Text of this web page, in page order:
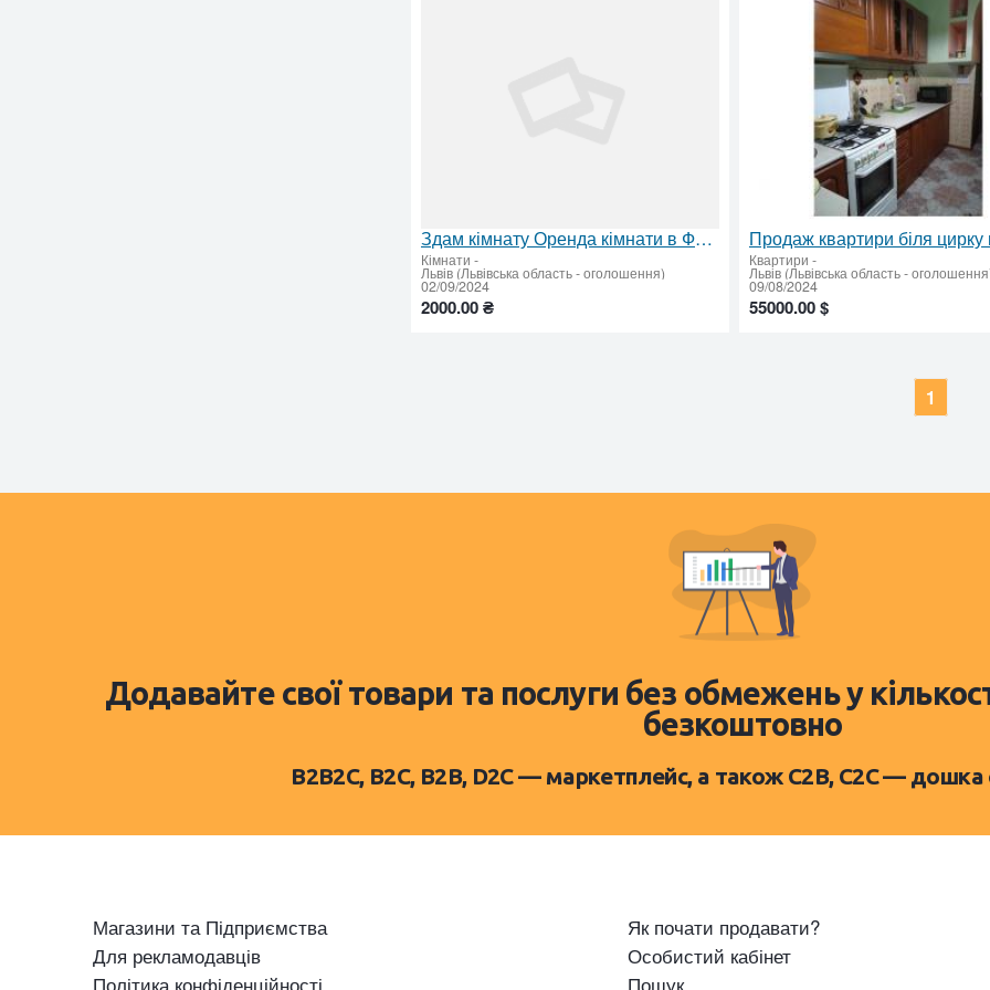
Здам кімнату Оренда кімнати в Франківському районі
Кімнати -
Львів (Львівська область - оголошення)
02/09/2024
2000.00 ₴
Квартири -
Львів (Львівська область -
09/08/2024
55000.00 $
1
Додавайте свої товари та послуги без обмежень у
безкоштовно
B2B2C, B2C, B2B, D2C — маркетплейс, а також C2B, C2C —
Магазини та Підприємства
Для рекламодавців
Політика конфіденційності
Як почати продавати?
Особистий кабінет
Пошук